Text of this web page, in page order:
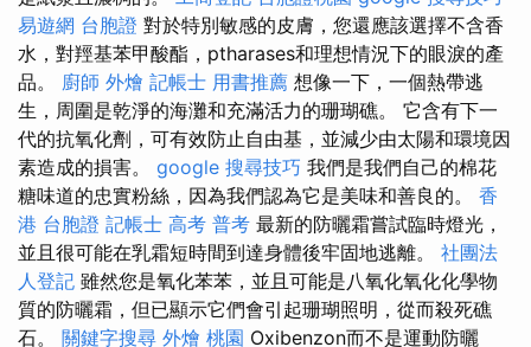
易遊網 台胞證 對於特別敏感的皮膚，您還應該選擇不含香
水，對羥基苯甲酸酯，ptharases和理想情況下的眼淚的產
品。 廚師 外燴 記帳士 用書推薦 想像一下，一個熱帶逃
生，周圍是乾淨的海灘和充滿活力的珊瑚礁。 它含有下一
代的抗氧化劑，可有效防止自由基，並減少由太陽和環境因
素造成的損害。 google 搜尋技巧 我們是我們自己的棉花
糖味道的忠實粉絲，因為我們認為它是美味和善良的。 香
港 台胞證 記帳士 高考 普考 最新的防曬霜嘗試臨時燈光，
並且很可能在乳霜短時間到達身體後牢固地逃離。 社團法
人登記 雖然您是氧化苯苯，並且可能是八氧化氧化化學物
質的防曬霜，但已顯示它們會引起珊瑚照明，從而殺死礁
石。 關鍵字搜尋 外燴 桃園 Oxibenzon而不是運動防曬